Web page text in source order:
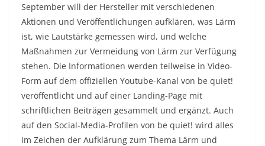
September will der Hersteller mit verschiedenen
Aktionen und Veröffentlichungen aufklären, was Lärm
ist, wie Lautstärke gemessen wird, und welche
Maßnahmen zur Vermeidung von Lärm zur Verfügung
stehen. Die Informationen werden teilweise in Video-
Form auf dem offiziellen Youtube-Kanal von be quiet!
veröffentlicht und auf einer Landing-Page mit
schriftlichen Beiträgen gesammelt und ergänzt. Auch
auf den Social-Media-Profilen von be quiet! wird alles
im Zeichen der Aufklärung zum Thema Lärm und